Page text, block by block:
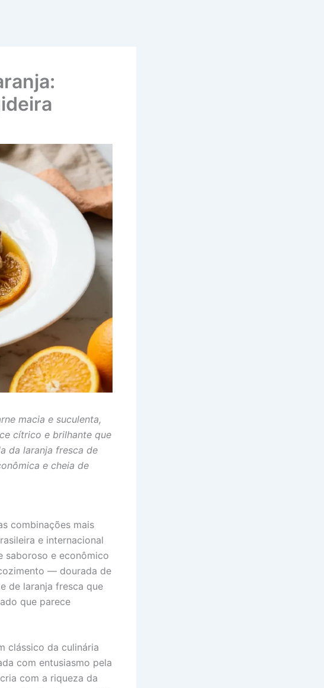
macia e suculenta,
cítrico e brilhante que
da laranja fresca de
e cheia de
combinações mais
e internacional
saboroso e econômico
— dourada de
de laranja fresca que
que parece
clássico da culinária
com entusiasmo pela
com a riqueza da